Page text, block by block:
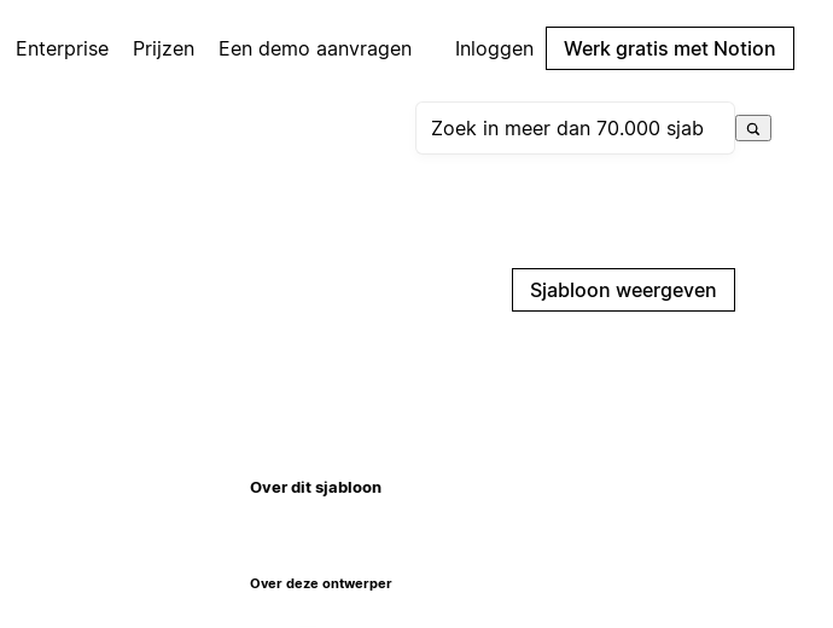
Enterprise Prijzen Een demo aanvragen Inloggen Werk gratis met Notion
Sjabloon weergeven
Over dit sjabloon
Over deze ontwerper